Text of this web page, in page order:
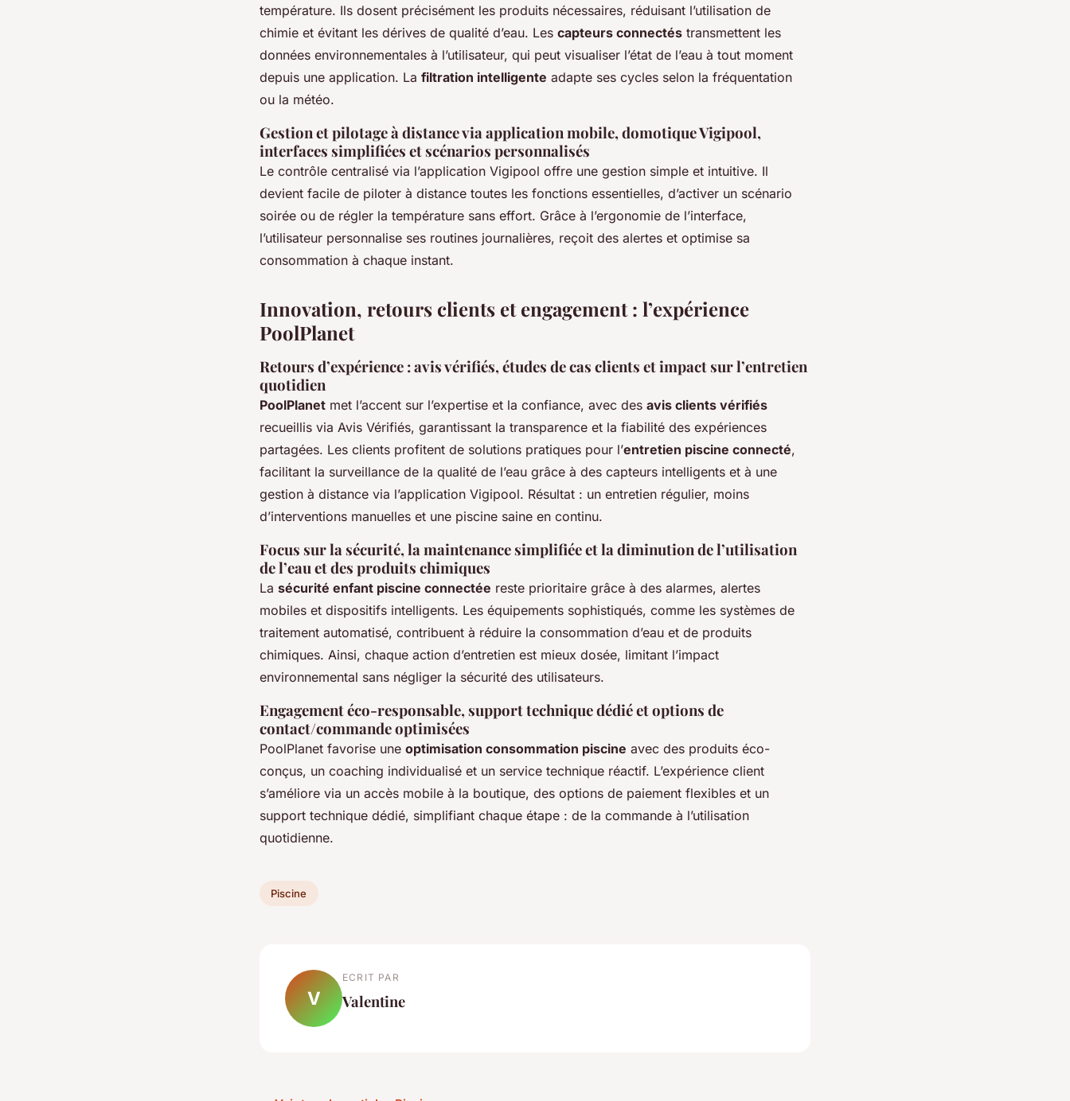
température. Ils dosent précisément les produits nécessaires, réduisant l’utilisation de
chimie et évitant les dérives de qualité d’eau. Les capteurs connectés transmettent les
données environnementales à l’utilisateur, qui peut visualiser l’état de l’eau à tout moment
depuis une application. La filtration intelligente adapte ses cycles selon la fréquentation
ou la météo.
Gestion et pilotage à distance via application mobile, domotique Vigipool,
interfaces simplifiées et scénarios personnalisés
Le contrôle centralisé via l’application Vigipool offre une gestion simple et intuitive. Il
devient facile de piloter à distance toutes les fonctions essentielles, d’activer un scénario
soirée ou de régler la température sans effort. Grâce à l’ergonomie de l’interface,
l’utilisateur personnalise ses routines journalières, reçoit des alertes et optimise sa
consommation à chaque instant.
Innovation, retours clients et engagement : l’expérience
PoolPlanet
Retours d’expérience : avis vérifiés, études de cas clients et impact sur l’entretien
quotidien
PoolPlanet met l’accent sur l’expertise et la confiance, avec des avis clients vérifiés
recueillis via Avis Vérifiés, garantissant la transparence et la fiabilité des expériences
partagées. Les clients profitent de solutions pratiques pour l’entretien piscine connecté,
facilitant la surveillance de la qualité de l’eau grâce à des capteurs intelligents et à une
gestion à distance via l’application Vigipool. Résultat : un entretien régulier, moins
d’interventions manuelles et une piscine saine en continu.
Focus sur la sécurité, la maintenance simplifiée et la diminution de l’utilisation
de l’eau et des produits chimiques
La sécurité enfant piscine connectée reste prioritaire grâce à des alarmes, alertes
mobiles et dispositifs intelligents. Les équipements sophistiqués, comme les systèmes de
traitement automatisé, contribuent à réduire la consommation d’eau et de produits
chimiques. Ainsi, chaque action d’entretien est mieux dosée, limitant l’impact
environnemental sans négliger la sécurité des utilisateurs.
Engagement éco-responsable, support technique dédié et options de
contact/commande optimisées
PoolPlanet favorise une optimisation consommation piscine avec des produits éco-
conçus, un coaching individualisé et un service technique réactif. L’expérience client
s’améliore via un accès mobile à la boutique, des options de paiement flexibles et un
support technique dédié, simplifiant chaque étape : de la commande à l’utilisation
quotidienne.
Piscine
V
ECRIT PAR
Valentine